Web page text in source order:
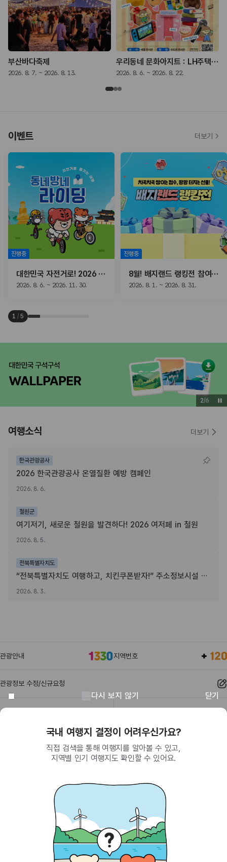
부산바다축제
2026. 8. 7. ~ 2026. 8. 13.
우리동네 문화아지트 : LH주택전시관 복합문화행사
2026. 8. 6. ~ 2026. 8. 22.
이벤트
진행중
대한민국 자전거로! 2026 동네방네 라이딩
2026. 8. 6. ~ 2026. 11. 30.
진행중
8월! 배지랜드 랭킹전 참여하고, 선물받자!
2026. 8. 1. ~ 2026. 8. 31.
1 / 5
더보기
2/6
여행소식
한국관광공사
2026 한국관광공사 온열질환 예방 캠페인
2026. 8. 6.
철원군
여기저기, 새로운 철원을 발견하다! 2026 여저페 in 철원
2026. 8. 5.
전북특별자치도
“전북특별자치도 여행하고, 치킨쿠폰받자!” 주소정보시설 SNS 인증이벤트
2026. 8. 3.
더보기
다시 보지 않기 닫기
회원이 되면 받을 수 있는 혜택
SNS를 통한 간편 가입으로 한국관광공사에서
제공하는 다양한 혜택을 누려보세요.
관광안내 지역번호
관광정보 수정/신규요청
관광정보
033-738-3000 (유료, 평일 09시~18시)
202-81-50707
제2009-서울중구-1234호